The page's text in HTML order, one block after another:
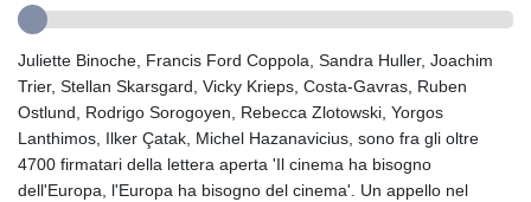
GHS 13.570757
GMD 85.276242
GNF
10139.201975
GTQ 8.809317
GYD 241.539903
HKD 9.040442
Juliette Binoche, Francis Ford Coppola, Sandra Huller, Joachim
Trier, Stellan Skarsgard, Vicky Krieps, Costa-Gavras, Ruben
Ostlund, Rodrigo Sorogoyen, Rebecca Zlotowski, Yorgos
Lanthimos, Ilker Çatak, Michel Hazanavicius, sono fra gli oltre
4700 firmatari della lettera aperta 'Il cinema ha bisogno
dell'Europa, l'Europa ha bisogno del cinema'. Un appello nel